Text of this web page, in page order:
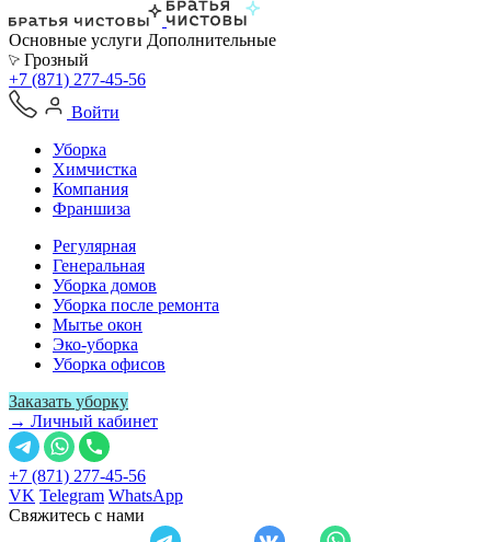
Основные услуги Дополнительные
Грозный
+7 (871) 277-45-56
Войти
Уборка
Химчистка
Компания
Франшиза
Регулярная
Генеральная
Уборка домов
Уборка после ремонта
Мытье окон
Эко-уборка
Уборка офисов
Заказать уборку
→ Личный кабинет
+7 (871) 277-45-56
VK Telegram WhatsApp
Свяжитесь с нами